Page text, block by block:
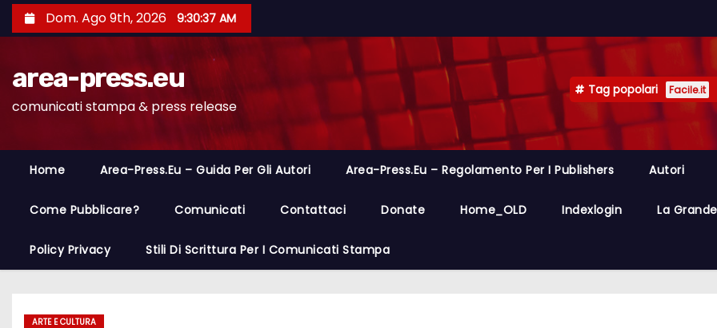
a
Dom. Ago 9th, 2026 9:30:38 AM
area-press.eu
comunicati stampa & press release
Tag popolari Facile.it
Home Area-Press.eu – Guida Per Gli Autori Area-Press.eu – Regolamento Per I Publishers Autori
Come Pubblicare? Comunicati Contattaci Donate Home_OLD Indexlogin La
Policy Privacy Stili Di Scrittura Per I Comunicati Stampa
ARTE E CULTURA